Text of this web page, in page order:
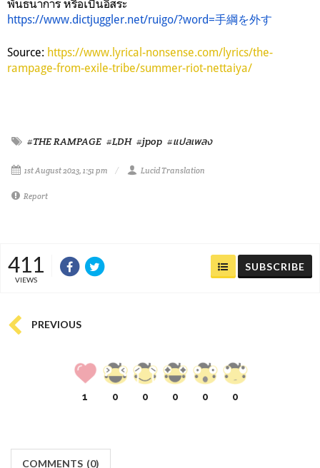
พันธนาการ หรือเป็นอิสระ
https://www.dictjuggler.net/ruigo/?word=手綱を外す
Source: https://www.lyrical-nonsense.com/lyrics/the-
rampage-from-exile-tribe/summer-riot-nettaiya/
#THE RAMPAGE #LDH #jpop #แปลเพลง
1st August 2023, 1:51 pm Lucid Translation
Report
411
VIEWS
SUBSCRIBE
PREVIOUS
1 0 0 0 0 0
COMMENTS (0)